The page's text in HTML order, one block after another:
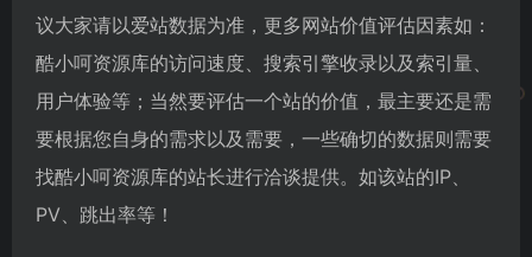
议大家请以爱站数据为准，更多网站价值评估因素如：
酷小呵资源库的访问速度、搜索引擎收录以及索引量、
用户体验等；当然要评估一个站的价值，最主要还是需
要根据您自身的需求以及需要，一些确切的数据则需要
找酷小呵资源库的站长进行洽谈提供。如该站的IP、
PV、跳出率等！